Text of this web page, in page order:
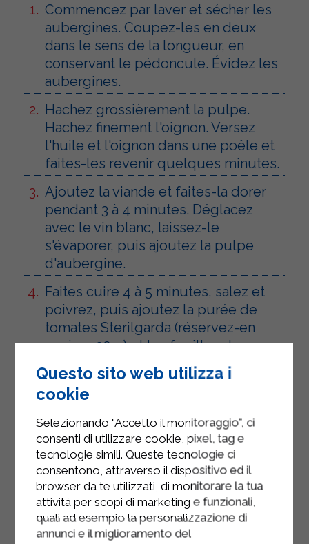
Commencez par laver et sécher les
aubergines. Coupez-les en deux
dans le sens de la longueur, en
conservant le pédoncule. Évidez les
aubergines.
Hachez grossièrement la pulpe.
Hachez finement l'oignon. Versez
l'huile et l'oignon dans une poêle et
faites-les revenir quelques minutes.
Ajoutez la viande et faites-la dorer
pendant 3 à 4 minutes. Déglacez
avec le vin blanc, laissez-le
s'évaporer, puis ajoutez la pulpe
d'aubergine.
Faites cuire 4 à 5 minutes, salez et
poivrez, puis ajoutez la purée de
tomates Sterilgarda (réservez-en
environ 30 g) et les feuilles de
basilic. Retirez du feu.
Coupez le pain rassis en petits
Râpez le fromage caciocavallo avec
une râpe à gros trous. Ajoutez la
chapelure et le fromage dans la
poêle et mélangez.
Disposez maintenant les aubergines
dans un plat allant au four, huilez-les,
Questo sito web utilizza i
cookie
Selezionando "Accetto il monitoraggio", ci
consenti di utilizzare cookie, pixel, tag e
tecnologie simili. Queste tecnologie ci
consentono, attraverso il dispositivo ed il
browser da te utilizzati, di monitorare la tua
attività per scopi di marketing e funzionali,
quali ad esempio la personalizzazione di
annunci e il miglioramento del